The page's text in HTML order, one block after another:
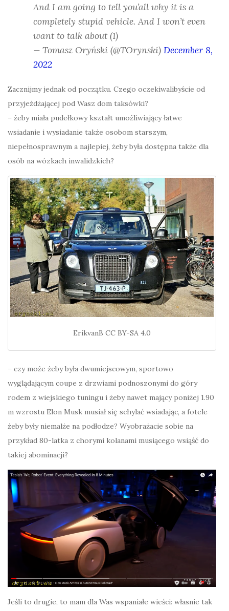
And I am going to tell you’all why it is a
completely stupid vehicle. And I won’t even
want to talk about (1)
— Tomasz Oryński (@TOrynski) December 8,
2022
Zacznijmy jednak od początku. Czego oczekiwalibyście od
przyjeżdżającej pod Wasz dom taksówki?
– żeby miała pudełkowy kształt umożliwiający łatwe
wsiadanie i wysiadanie także osobom starszym,
niepełnosprawnym a najlepiej, żeby była dostępna także dla
osób na wózkach inwalidzkich?
ErikvanB CC BY-SA 4.0
– czy może żeby była dwumiejscowym, sportowo
wyglądającym coupe z drzwiami podnoszonymi do góry
rodem z wiejskiego tuningu i żeby nawet mający poniżej 1.90
m wzrostu Elon Musk musiał się schylać wsiadając, a fotele
żeby były niemalże na podłodze? Wyobrażacie sobie na
przykład 80-latka z chorymi kolanami musiącego wsiąść do
takiej abominacji?
Jeśli to drugie, to mam dla Was wspaniałe wieści: własnie tak